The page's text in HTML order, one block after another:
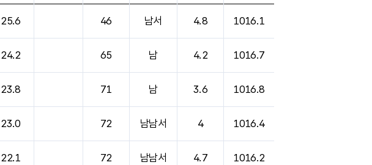
25.6 46 남서 4.8 1016.1
24.2 65 남 4.2 1016.7
23.8 71 남 3.6 1016.8
23.0 72 남남서 4 1016.4
22.1 72 남남서 4.7 1016.2